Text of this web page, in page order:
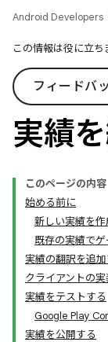
Android Developers
この情報は役に立ち
フィードバ
実績
このページの内容
始める前に
新しい実績を
既存の実績で
実績の翻訳を追加
クライアントの実
実績をテストする
Google Play
実績を公開する